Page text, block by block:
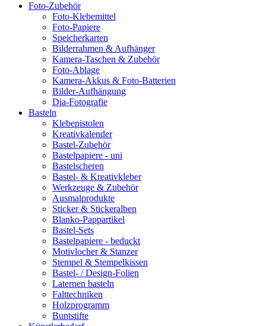
Foto-Zubehör
Foto-Klebemittel
Foto-Papiere
Speicherkarten
Bilderrahmen & Aufhänger
Kamera-Taschen & Zubehör
Foto-Ablage
Kamera-Akkus & Foto-Batterien
Bilder-Aufhängung
Dia-Fotografie
Basteln
Klebepistolen
Kreativkalender
Bastel-Zubehör
Bastelpapiere - uni
Bastelscheren
Bastel- & Kreativkleber
Werkzeuge & Zubehör
Ausmalprodukte
Sticker & Stickeralben
Blanko-Pappartikel
Bastel-Sets
Bastelpapiere - beduckt
Motivlocher & Stanzer
Stempel & Stempelkissen
Bastel- / Design-Folien
Laternen basteln
Falttechniken
Holzprogramm
Buntstifte